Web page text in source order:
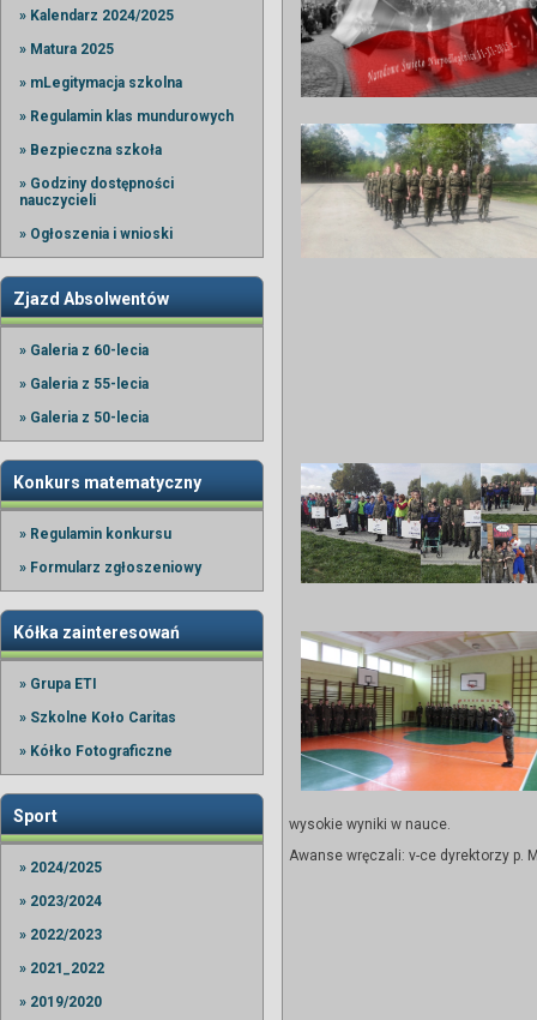
» Kalendarz 2024/2025
» Matura 2025
» mLegitymacja szkolna
» Regulamin klas mundurowych
» Bezpieczna szkoła
» Godziny dostępności
nauczycieli
» Ogłoszenia i wnioski
Zjazd Absolwentów
» Galeria z 60-lecia
» Galeria z 55-lecia
» Galeria z 50-lecia
Konkurs matematyczny
» Regulamin konkursu
» Formularz zgłoszeniowy
Kółka zainteresowań
» Grupa ETI
» Szkolne Koło Caritas
» Kółko Fotograficzne
Sport
» 2024/2025
» 2023/2024
» 2022/2023
» 2021_2022
» 2019/2020
wysokie wyniki w nauce.
Awanse wręczali: v-ce dyrektorzy p.